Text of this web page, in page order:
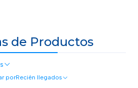
de Productos
porRecién llegados